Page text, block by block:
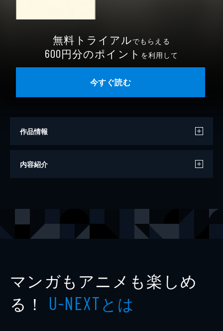
無料トライアルでもらえる
600円分のポイント を利用して
今すぐ読む
作品情報
著者
内容紹介
マンガもアニメも楽しめ
る！ U-NEXTとは